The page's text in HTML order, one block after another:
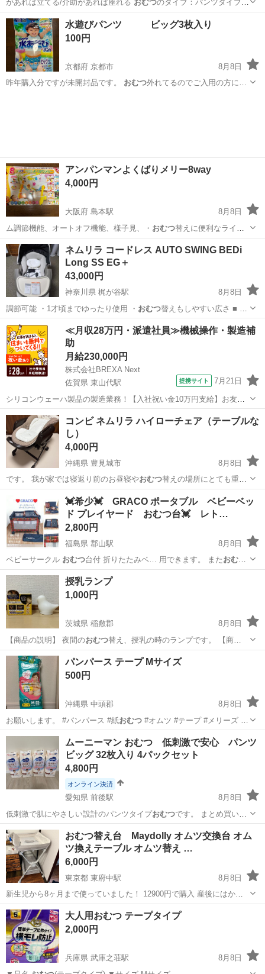
があれば立てる/介助があれば座れる おむつのタイプ：パンツタイプ
消臭加工あり…
宮城 仙台市 家庭用品
水遊びパンツ ビッグ3枚入り
100円
京都府 京都市
8月8日
昨年購入分ですが未開封品です。 おむつ外れてるのでご入用の方にお
アンパンマンよくばりメリー8way
4,000円
大阪府 島本駅
8月8日
ム調節機能、オートオフ機能、様子見、・ おむつ替えに便利なライト
機能付き。工具不要で…
大阪 三島郡 島本駅 子供用品
ネムリラ コードレス AUTO SWING BEDi
Long SS EG＋
43,000円
神奈川県 梶が谷駅
8月8日
調節可能 ・1才頃までゆったり使用 ・ おむつ替えもしやすい広さ ■ ス
リープシェ…
神奈川 川崎市 梶が谷駅 ベビー用品
≪月収28万円・派遣社員≫機械操作・製造補
助
月給230,000円
株式会社BREXA Next
佐賀県 東山代駅
提携サイト 7月21日
シリコンウェーハ製品の製造業務！【入社祝い金10万円支給】お友達
やカップルとの応募OK◎年間休日129日＆休出なしでプライベート充
実♪業務はクリーンルームで快適作業◎自社正社員登用制度あり★1食
300円～の格安食堂あり！《佐...
佐賀 伊万里市 東山代駅 その他
コンビ ネムリラ ハイローチェア（テーブルな
し）
4,000円
沖縄県 豊見城市
8月8日
です。 我が家では寝返り前のお昼寝やおむつ替えの場所にとても重宝
しました。 もら…
豊見城市 ベビー用品
💓希少💓 GRACO ポータブル ベビーベッ
ド プレイヤード おむつ台💓 レト…
2,800円
福島県 郡山駅
8月8日
ベビーサークル おむつ台付 折りたたみベ… 用できます。 また おむつ
交換台もついていま… ルト付きで安全！おむつ交換パネルの一部上…
福島 郡山市 郡山駅 ベビー用品
授乳ランプ
1,000円
茨城県 稲敷郡
8月8日
【商品の説明】 夜間のおむつ 替え、授乳の時のランプです。 【商…
茨城 稲敷郡 ベビー用品 ランプ
パンパース テープ Mサイズ
500円
沖縄県 中頭郡
8月8日
お願いします。 #パンパース #紙おむつ#オムツ #テープ #メリーズ #
グ…
沖縄 中頭郡
ムーニーマン おむつ 低刺激で安心 パンツ
ビッグ 32枚入り 4パックセット
4,800円
オンライン決済
愛知県 前後駅
8月8日
低刺激で肌にやさしい設計のパンツタイプおむつです。 まとめ買いし
ていましたがサイ…
愛知 豊明市 前後駅 ベビー用品
おむつ替え台 Maydolly オムツ交換台 オム
ツ換えテーブル オムツ替え …
6,000円
東京都 東府中駅
8月8日
新生児から8ヶ月まで使っていました！ 12900円で購入 産後にはかな
り必須だと思います お風呂場近くやキッチンなどに移動して、沐浴後
にすぐ乗せれるようにしたりなど、購入して良かった物でした。 引越
しの為、持って行くことはし...
東京 府中市 東府中駅 ベビー用品
大人用おむつ テープタイプ
2,000円
兵庫県 武庫之荘駅
8月8日